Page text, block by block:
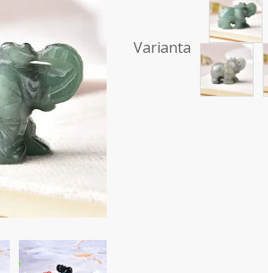
Varianta